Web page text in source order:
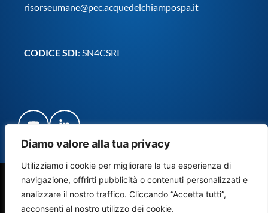
Diamo valore alla tua privacy
Utilizziamo i cookie per migliorare la tua esperienza di
navigazione, offrirti pubblicità o contenuti personalizzati e
analizzare il nostro traffico. Cliccando “Accetta tutti”,
acconsenti al nostro utilizzo dei cookie.
risorseumane@pec.acquedelchiampospa.it
CODICE SDI: SN4CSRI
© Copyright Acque del Chiampo S.p.A. Società Benefit 2024
– Tutti i diritti riservati
Credits